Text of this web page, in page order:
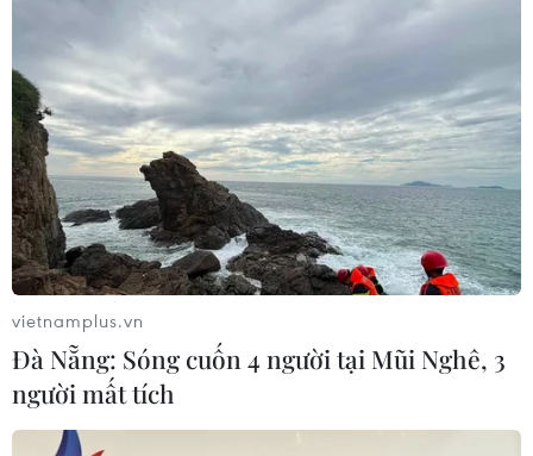
vietnamplus.vn
Đà Nẵng: Sóng cuốn 4 người tại Mũi Nghê, 3
người mất tích